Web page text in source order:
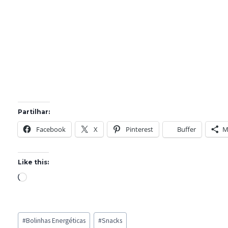
Partilhar:
Facebook X Pinterest Buffer
Like this:
L
d
Post
#Bolinhas Energéticas #Snacks